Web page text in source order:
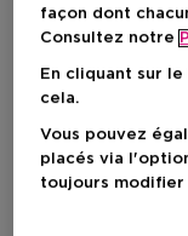
façon dont
Consultez notre
En cliquant sur
cela.
Vous pouvez
placés via
toujours